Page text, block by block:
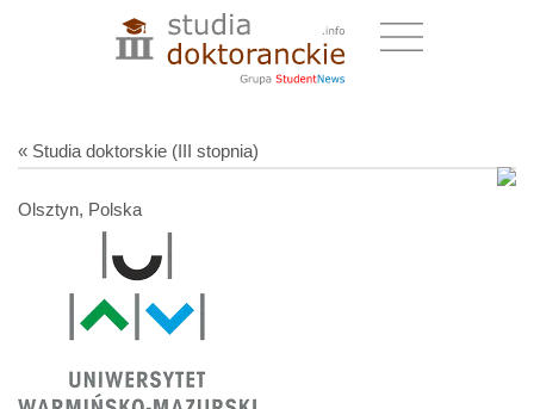
« Studia doktorskie (III stopnia)
Olsztyn, Polska